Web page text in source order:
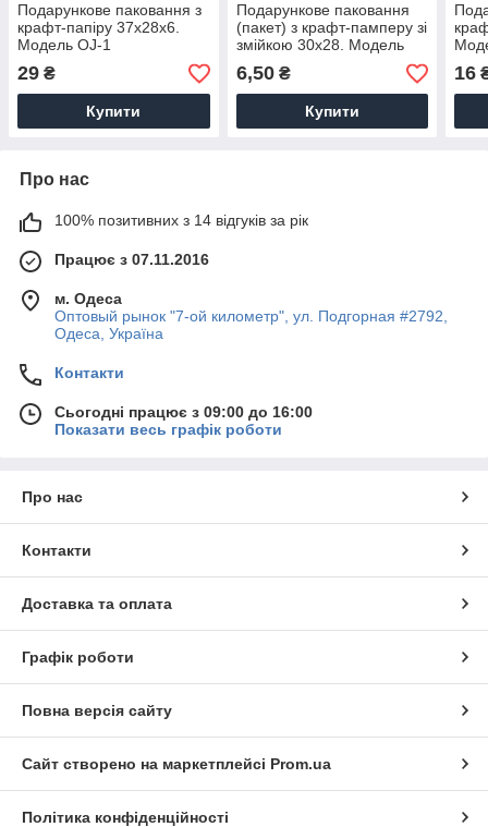
Подарункове паковання з
крафт-папіру 37х28х6.
Модель OJ-1
29 ₴
Купити
Подарункове паковання
(пакет) з крафт-памперу зі
змійкою 30х28. Модель
JZ-1
6,50₴
Купити
16
Про нас
100% позитивних з 14 відгуків за рік
Працює з 07.11.2016
м. Одеса
Оптовый рынок "7-ой километр", ул. Подгорная #2792,
Одеса, Україна
Контакти
Сьогодні працює з 09:00 до 16:00
Показати весь графік роботи
Про нас
Контакти
Доставка та оплата
Графік роботи
Повна версія сайту
Сайт створено на маркетплейсі Prom.ua
Політика конфіденційності